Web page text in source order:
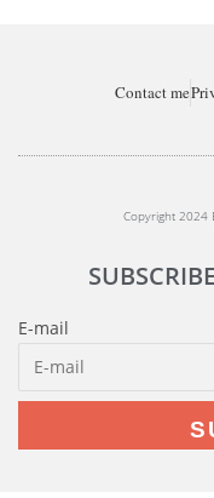
Contact me
Copyright 2024
E-mail